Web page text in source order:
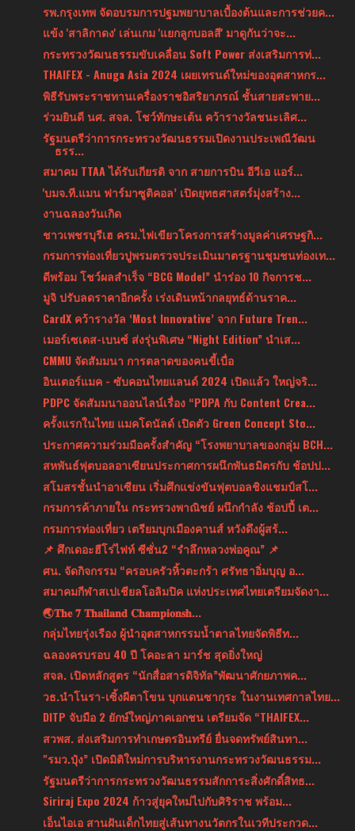
รพ.กรุงเทพ จัดอบรมการปฐมพยาบาลเบื้องต้นและการช่วยค...
แข้ง 'สาลิกาดง' เล่นเกม 'แยกลูกบอลสี' มาดูกันว่าจะ...
กระทรวงวัฒนธรรมขับเคลื่อน Soft Power ส่งเสริมการท่...
THAIFEX - Anuga Asia 2024 เผยเทรนด์ใหม่ของอุตสาหกร...
พิธีรับพระราชทานเครื่องราชอิสริยาภรณ์ ชั้นสายสะพาย...
ร่วมยินดี นศ. สจล. โชว์ทักษะเต้น คว้ารางวัลชนะเลิศ...
รัฐมนตรีว่าการกระทรวงวัฒนธรรมเปิดงานประเพณีวัฒน
ธรร...
สมาคม TTAA ได้รับเกียรติ จาก สายการบิน อีวีเอ แอร์...
'บมจ.ที.แมน ฟาร์มาซูติคอล’ เปิดยุทธศาสตร์มุ่งสร้าง...
งานฉลองวันเกิด
ชาวเพชรบุรีเฮ ครม.ไฟเขียวโครงการสร้างมูลค่าเศรษฐกิ...
กรมการท่องเที่ยวปูพรมตรวจประเมินมาตรฐานชุมชนท่องเท...
ดีพร้อม โชว์ผลสำเร็จ “BCG Model” นำร่อง 10 กิจการช...
มูจิ ปรับลดราคาอีกครั้ง เร่งเดินหน้ากลยุทธ์ด้านราค...
CardX คว้ารางวัล ‘Most Innovative’ จาก Future Tren...
เมอร์เซเดส-เบนซ์ ส่งรุ่นพิเศษ “Night Edition” นำเส...
CMMU จัดสัมมนา การตลาดของคนขี้เบื่อ
อินเตอร์แมค - ซับคอนไทยแลนด์ 2024 เปิดแล้ว ใหญ่จริ...
PDPC จัดสัมมนาออนไลน์เรื่อง “PDPA กับ Content Crea...
ครั้งแรกในไทย แมคโดนัลด์ เปิดตัว Green Concept Sto...
ประกาศความร่วมมือครั้งสำคัญ “โรงพยาบาลของกลุ่ม BCH...
สหพันธ์ฟุตบอลอาเซียนประกาศการผนึกพันธมิตรกับ ช้อปป...
สโมสรชั้นนำอาเซียน เริ่มศึกแข่งขันฟุตบอลชิงแชมป์สโ...
กรมการค้าภายใน กระทรวงพาณิชย์ ผนึกกำลัง ช้อปปี้ เต...
กรมการท่องเที่ยว เตรียมบุกเมืองคานส์ หวังดึงผู้สร้...
📌 ศึกเดอะฮีโร่ไฟท์ ซีซั่น2 “รำลึกหลวงพ่อคูณ” 📌
ศน. จัดกิจกรรม “ครอบครัวหิ้วตะกร้า ศรัทธาอิ่มบุญ อ...
สมาคมกีฬาสเปเชียลโอลิมปิค แห่งประเทศไทยเตรียมจัดงา...
🌏𝐓𝐡𝐞 𝟕 𝐓𝐡𝐚𝐢𝐥𝐚𝐧𝐝 𝐂𝐡𝐚𝐦𝐩𝐢𝐨𝐧𝐬𝐡...
กลุ่มไทยรุ่งเรือง ผู้นำอุตสาหกรรมน้ำตาลไทยจัดพิธีท...
ฉลองครบรอบ 40 ปี โคอะลา มาร์ช สุดยิ่งใหญ่
สจล. เปิดหลักสูตร “นักสื่อสารดิจิทัล”พัฒนาศักยภาพค...
วธ.นำโนรา-เซิ้งผีตาโขน บุกแดนซากุระ ในงานเทศกาลไทย...
DITP จับมือ 2 ยักษ์ใหญ่ภาคเอกชน เตรียมจัด “THAIFEX...
สวพส. ส่งเสริมการทำเกษตรอินทรีย์ ยื่นจดทรัพย์สินทา...
"รมว.ปุ๋ง” เปิดมิติใหม่การบริหารงานกระทรวงวัฒนธรรม...
รัฐมนตรีว่าการกระทรวงวัฒนธรรมสักการะสิ่งศักดิ์สิทธ...
Siriraj Expo 2024 ก้าวสู่ยุคใหม่ไปกับศิริราช พร้อม...
เอ็นไอเอ สานฝันเด็กไทยสู่เส้นทางนวัตกรในเวทีประกวด...